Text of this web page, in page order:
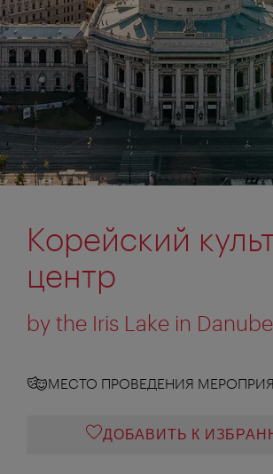
Корейский
центр
by the Iris Lake in
МЕСТО ПРОВЕДЕНИЯ
ДОБАВИТЬ К